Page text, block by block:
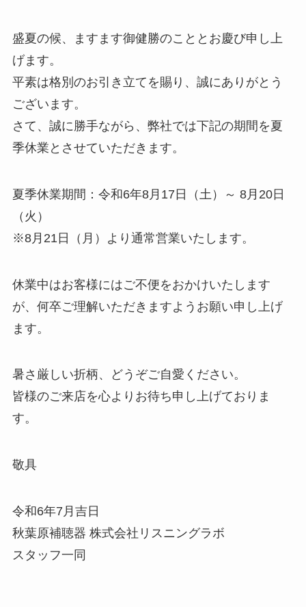
盛夏の候、ますます御健勝のこととお慶び申し上
げます。
平素は格別のお引き立てを賜り、誠にありがとう
ございます。
さて、誠に勝手ながら、弊社では下記の期間を夏
季休業とさせていただきます。
夏季休業期間：令和6年8月17日（土）～ 8月20日
（火）
※8月21日（月）より通常営業いたします。
休業中はお客様にはご不便をおかけいたします
が、何卒ご理解いただきますようお願い申し上げ
ます。
暑さ厳しい折柄、どうぞご自愛ください。
皆様のご来店を心よりお待ち申し上げておりま
す。
敬具
令和6年7月吉日
秋葉原補聴器 株式会社リスニングラボ
スタッフ一同